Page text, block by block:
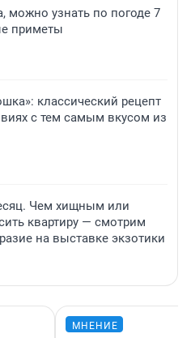
можно узнать по погоде 7
приметы
классический рецепт
с тем самым вкусом из
Чем хищным или
квартиру — смотрим
на выставке экзотики
МНЕНИЕ